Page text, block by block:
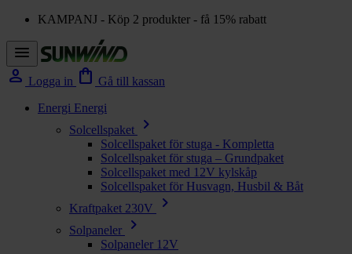
KAMPANJ - Köp 2 produkter - få 15% rabatt
menu
person Logga in shopping_bag Gå till kassan
Energi Energi
Solcellspaket
chevron_right
Solcellspaket för stuga - Kompletta
Solcellspaket för stuga – Grundpaket
Solcellspaket med 12V kylskåp
Solcellspaket för Husvagn, Husbil & Båt
Kraftpaket 230V
chevron_right
Solpaneler chevron_right
Solpaneler 12V